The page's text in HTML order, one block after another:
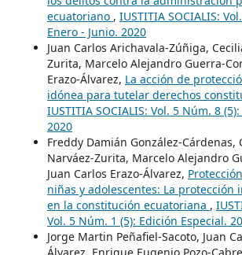
ecuatoriano , IUSTITIA SOCIALIS:
Enero - Junio. 2020
Juan Carlos Arichavala-Zúñiga,
Zurita, Marcelo Alejandro Guerra-
Erazo-Álvarez, La acción de
idónea para tutelar derechos
IUSTITIA SOCIALIS: Vol. 5 Núm. 8
2020
Freddy Damián González-Cárdenas,
Narváez-Zurita, Marcelo Alejandro
Juan Carlos Erazo-Álvarez,
niñas y adolescentes: La protección
en la constitución ecuatoriana ,
Vol. 5 Núm. 1 (5): Edición Especial.
Jorge Martin Peñafiel-Sacoto, Juan